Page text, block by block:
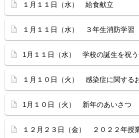
１月１１日（水） 給食献立
１月１１日（水） ３年生消防学習
1月１１日（水） 学校の誕生を祝
１月１０日（火） 感染症に関する
1月１０日（火） 新年のあいさつ
１２月２３日（金） ２０２２年授